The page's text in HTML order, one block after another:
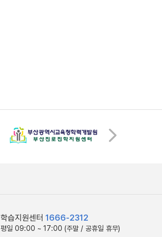
학습지원센터 1666-2312
평일 09:00 ~ 17:00 (주말 / 공휴일 휴무)